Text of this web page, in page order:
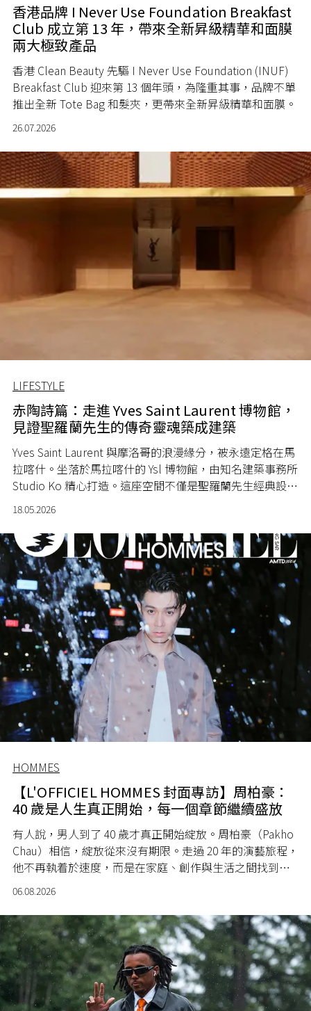
香港品牌 I Never Use Foundation Breakfast
Club 成立第 13 年，帶來全新昇級精華和面膜
兩大極致產品
香港 Clean Beauty 先驅 I Never Use Foundation (INUF)
Breakfast Club 迎來第 13 個年頭，為隆重其事，品牌不單
推出全新 Tote Bag 和髮夾，更帶來全新昇級精華和面膜。
26.07.2026
LIFESTYLE
赤陶詩篇：走進 Yves Saint Laurent 博物館，
見證聖羅蘭先生的傳奇靈魂築成建築
Yves Saint Laurent與摩洛哥的浪漫緣分，被永遠定格在馬
拉喀什。坐落於馬拉喀什的 Ysl 博物館，由知名建築事務所
Studio Ko 精心打造。這座空間不僅是聖羅蘭先生經典設
展覽注入源源不絕的生命力。這不只是一座博物館，更是
聖羅蘭先生留給世界的一封瑰麗情書。
18.05.2026
HOMMES
【L'OFFICIEL HOMMES 封面專訪】周柏豪：
40 歲是人生真正開始，每一個章節繼續盛放
有人說，男人到了 40 歲才真正開始綻放。周柏豪（Pakho
Chau）相信，綻放從來沒有期限。走過 20 年的演藝旅程，
他不再執着於速度，而是在家庭、創作與生活之間找到屬
06.08.2026